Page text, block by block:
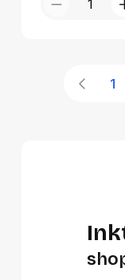
thuisgebruik
1